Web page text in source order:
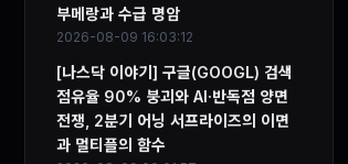
부메랑과 수급 명암
2026-08-09 16:03:12
[나스닥 이야기] 구글(GOOGL) 검색
점유율 90% 붕괴와 AI·반독점 양면
전쟁, 2분기 어닝 서프라이즈의 이면
과 멀티플의 함수